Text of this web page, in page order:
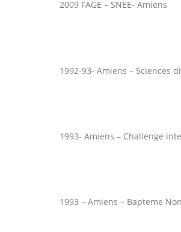
2009 FAGE – SNEE- Amiens
1992-93- Amiens – Sciences
1993- Amiens – Challenge
1993 – Amiens – Bapteme